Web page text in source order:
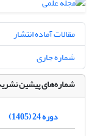
مقالات آماده انتشار
شماره جاری
شماره‌های پیشین
دوره 24 (1405)